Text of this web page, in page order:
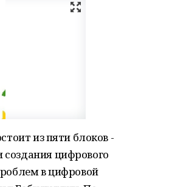
из пяти блоков -
цифрового
в цифровой